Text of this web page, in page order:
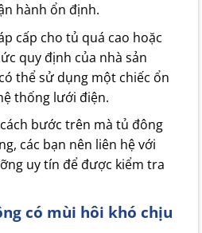
hành ổn định.
cấp cho tủ quá cao hoặc
quy định của nhà sản
thể sử dụng một chiếc ổn
thống lưới điện.
bước trên mà tủ đông
các bạn nên liên hệ với
uy tín để được kiểm tra
có mùi hôi khó chịu